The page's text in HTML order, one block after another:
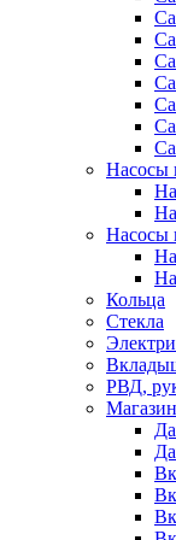
Насосы
Насосы
Кольца
Стекла
РВД,
Магазин